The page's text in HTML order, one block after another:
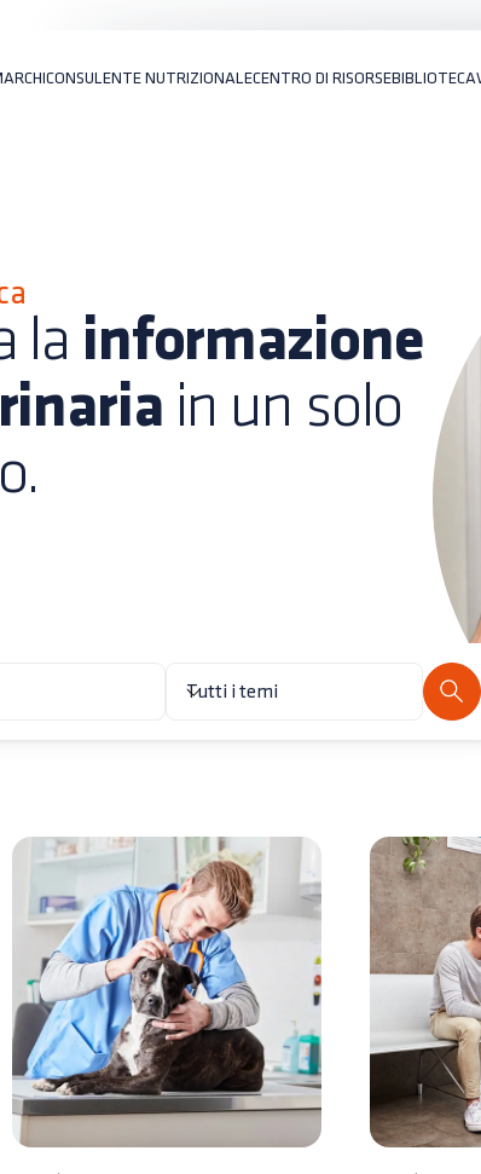
CONSULENTE NUTRIZIONALECENTRO DI RISORSEBIBLIOTECA
la informazione
in un solo